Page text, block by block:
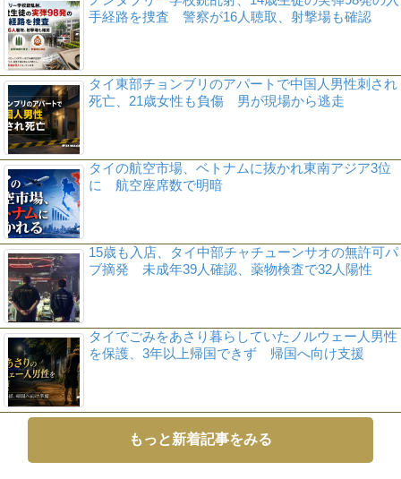
手経路を捜査 警察が16人聴取、射撃場も確認
タイ東部チョンブリのアパートで中国人男性刺され
死亡、21歳女性も負傷 男が現場から逃走
タイの航空市場、ベトナムに抜かれ東南アジア3位
に 航空座席数で明暗
15歳も入店、タイ中部チャチューンサオの無許可パ
ブ摘発 未成年39人確認、薬物検査で32人陽性
タイでごみをあさり暮らしていたノルウェー人男性
を保護、3年以上帰国できず 帰国へ向け支援
もっと新着記事をみる